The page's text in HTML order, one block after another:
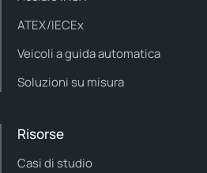
ATEX/IECEx
Veicoli a guida automatica
Soluzioni su misura
Risorse
Casi di studio